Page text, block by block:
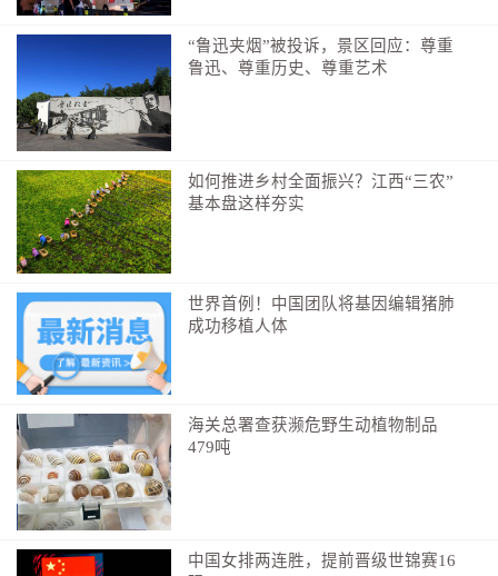
温的权利。
如果发动对华贸易战，由于能源依赖以及对华机
械、化学品出口的依赖，欧洲比美国更为脆弱。而中国
在锂、石墨和稀土等关键矿产上握有筹码。这实在是得
不偿失。
文章总结到，欧洲精英们必须摒弃将中国视为“长久
威胁”而非合作伙伴的思维定式，同时应重启被冻结的
《中欧全面投资协定》，将其重塑为稳定、法治可预期
和市场准入的框架。这将吸引中国投资进入欧洲工厂。
欧洲领导人应当倾听民间的信号：无论是高温还是
历史因素，都意味着欧洲无法承担“脱钩”带来的后果。
立足于现实而非意识形态的互利共赢合作，才是通往复
兴的唯一可行之路。
编辑：林毅龙
“鲁迅夹烟”被投诉，景区回应：尊重
鲁迅、尊重历史、尊重艺术
如何推进乡村全面振兴？江西“三农”
基本盘这样夯实
世界首例！中国团队将基因编辑猪肺
成功移植人体
海关总署查获濒危野生动植物制品
479吨
中国女排两连胜，提前晋级世锦赛16